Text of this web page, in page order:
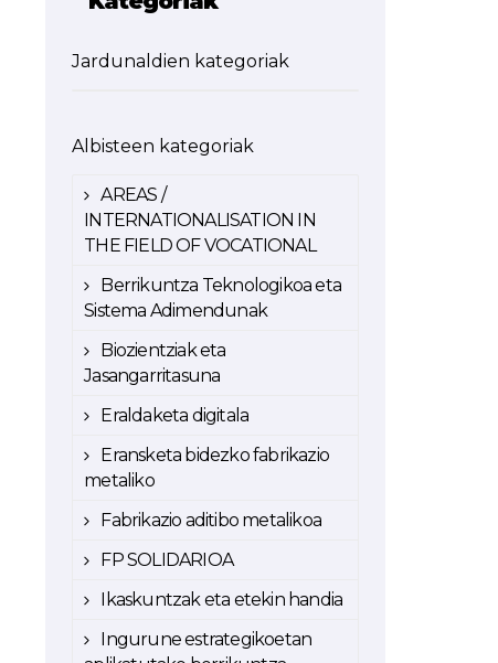
Jardunaldien kategoriak
Albisteen kategoriak
AREAS /
INTERNATIONALISATION IN
THE FIELD OF VOCATIONAL
Berrikuntza Teknologikoa eta
Sistema Adimendunak
Biozientziak eta
Jasangarritasuna
Eraldaketa digitala
Eransketa bidezko fabrikazio
metaliko
Fabrikazio aditibo metalikoa
FP SOLIDARIOA
Ikaskuntzak eta etekin handia
Ingurune estrategikoetan